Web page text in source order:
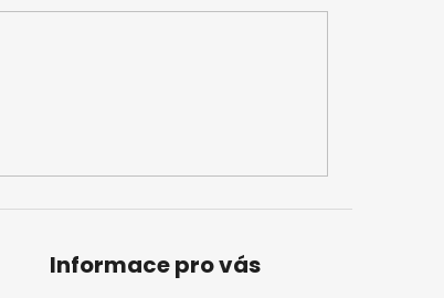
Informace pro vás